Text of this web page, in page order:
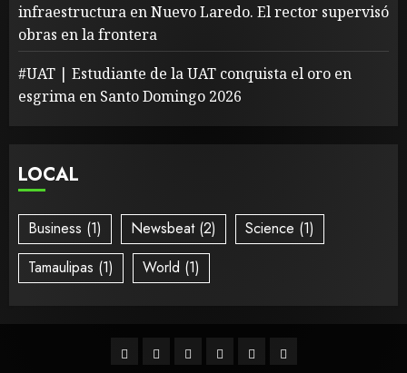
infraestructura en Nuevo Laredo. El rector supervisó
obras en la frontera
#UAT | Estudiante de la UAT conquista el oro en
esgrima en Santo Domingo 2026
LOCAL
Business (1) Newsbeat(2) Science (1)
Tamaulipas (1) World (1)
InicioLocalTamaulipas
NacionalEspectaculos
UAT